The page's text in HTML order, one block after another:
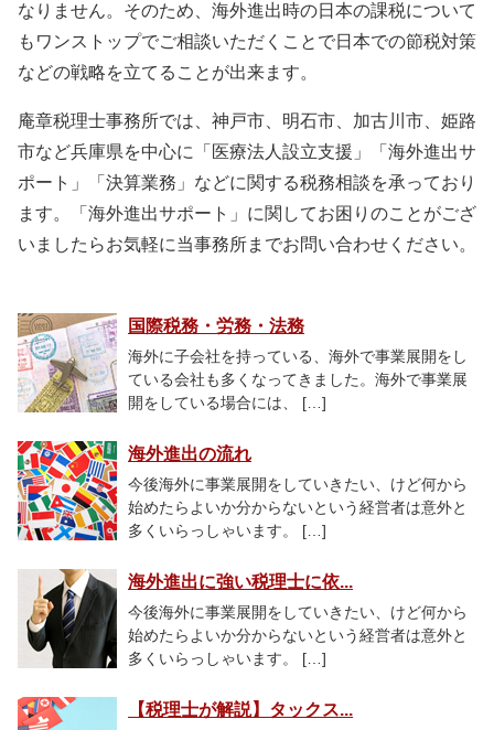
なりません。そのため、海外進出時の日本の課税について
もワンストップでご相談いただくことで日本での節税対策
などの戦略を立てることが出来ます。
庵章税理士事務所では、神戸市、明石市、加古川市、姫路
市など兵庫県を中心に「医療法人設立支援」「海外進出サ
ポート」「決算業務」などに関する税務相談を承っており
ます。「海外進出サポート」に関してお困りのことがござ
いましたらお気軽に当事務所までお問い合わせください。
国際税務・労務・法務
海外に子会社を持っている、海外で事業展開をし
ている会社も多くなってきました。海外で事業展
開をしている場合には、 […]
海外進出の流れ
今後海外に事業展開をしていきたい、けど何から
始めたらよいか分からないという経営者は意外と
多くいらっしゃいます。 […]
海外進出に強い税理士に依...
今後海外に事業展開をしていきたい、けど何から
始めたらよいか分からないという経営者は意外と
多くいらっしゃいます。 […]
【税理士が解説】タックス...